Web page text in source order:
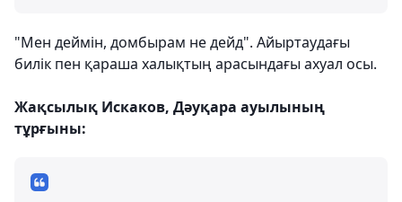
"Мен деймін, домбырам не дейд". Айыртаудағы
билік пен қараша халықтың арасындағы ахуал осы.
Жақсылық Искаков, Дәуқара ауылының
тұрғыны: